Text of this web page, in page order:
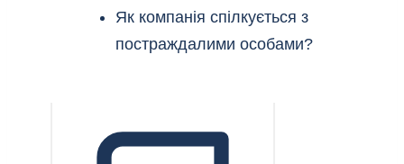
Як компанія спілкується з
постраждалими особами?